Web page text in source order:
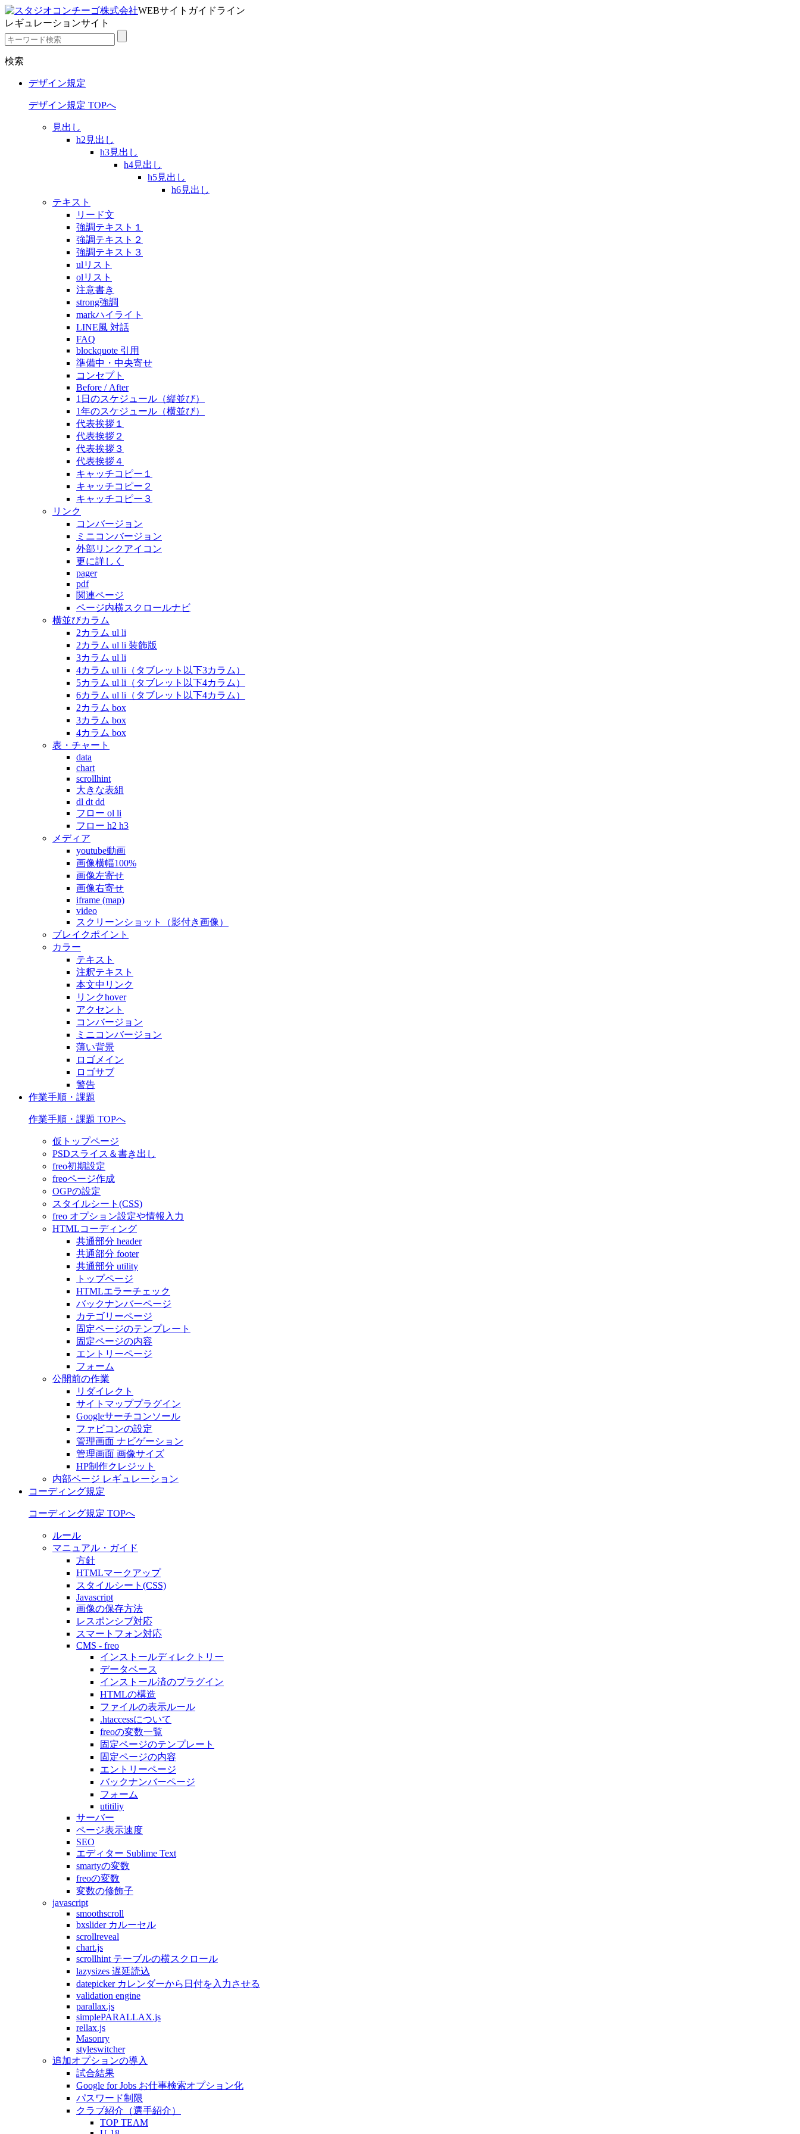
WEBサイトガイドライン
レギュレーションサイト
検索
デザイン規定
デザイン規定 TOPへ
見出し
h2見出し
h3見出し
h4見出し
h5見出し
h6見出し
テキスト
リード文
強調テキスト１
強調テキスト２
強調テキスト３
ulリスト
olリスト
注意書き
strong強調
markハイライト
LINE風 対話
FAQ
blockquote 引用
準備中・中央寄せ
コンセプト
Before / After
1日のスケジュール（縦並び）
1年のスケジュール（横並び）
代表挨拶１
代表挨拶２
代表挨拶３
代表挨拶４
キャッチコピー１
キャッチコピー２
キャッチコピー３
リンク
コンバージョン
ミニコンバージョン
外部リンクアイコン
更に詳しく
pager
pdf
関連ページ
ページ内横スクロールナビ
横並びカラム
2カラム ul li
2カラム ul li 装飾版
3カラム ul li
4カラム ul li（タブレット以下3カラム）
5カラム ul li（タブレット以下4カラム）
6カラム ul li（タブレット以下4カラム）
2カラム box
3カラム box
4カラム box
表・チャート
data
chart
scrollhint
大きな表組
dl dt dd
フロー ol li
フロー h2 h3
メディア
youtube動画
画像横幅100%
画像左寄せ
画像右寄せ
iframe (map)
video
スクリーンショット（影付き画像）
ブレイクポイント
カラー
テキスト
注釈テキスト
本文中リンク
リンクhover
アクセント
コンバージョン
ミニコンバージョン
薄い背景
ロゴメイン
ロゴサブ
警告
作業手順・課題
作業手順・課題 TOPへ
仮トップページ
PSDスライス＆書き出し
freo初期設定
freoページ作成
OGPの設定
スタイルシート(CSS)
freo オプション設定や情報入力
HTMLコーディング
共通部分 header
共通部分 footer
共通部分 utility
トップページ
HTMLエラーチェック
バックナンバーページ
カテゴリーページ
固定ページのテンプレート
固定ページの内容
エントリーページ
フォーム
公開前の作業
リダイレクト
サイトマッププラグイン
Googleサーチコンソール
ファビコンの設定
管理画面 ナビゲーション
管理画面 画像サイズ
HP制作クレジット
内部ページ レギュレーション
コーディング規定
コーディング規定 TOPへ
ルール
マニュアル・ガイド
方針
HTMLマークアップ
スタイルシート(CSS)
Javascript
画像の保存方法
レスポンシブ対応
スマートフォン対応
CMS - freo
インストールディレクトリー
データベース
インストール済のプラグイン
HTMLの構造
ファイルの表示ルール
.htaccessについて
freoの変数一覧
固定ページのテンプレート
固定ページの内容
エントリーページ
バックナンバーページ
フォーム
utitiliy
サーバー
ページ表示速度
SEO
エディター Sublime Text
smartyの変数
freoの変数
変数の修飾子
javascript
smoothscroll
bxslider カルーセル
scrollreveal
chart.js
scrollhint テーブルの横スクロール
lazysizes 遅延読込
datepicker カレンダーから日付を入力させる
validation engine
parallax.js
simplePARALLAX.js
rellax.js
Masonry
styleswitcher
追加オプションの導入
試合結果
Google for Jobs お仕事検索オプション化
パスワード制限
クラブ紹介（選手紹介）
TOP TEAM